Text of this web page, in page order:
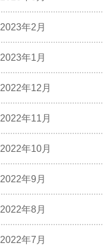
2023年2月
2023年1月
2022年12月
2022年11月
2022年10月
2022年9月
2022年8月
2022年7月